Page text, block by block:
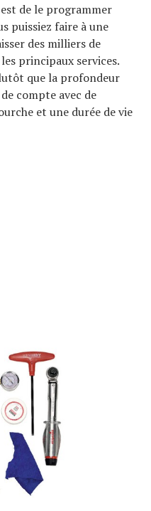
de le programmer
puissiez faire à une
des milliers de
principaux services.
que la profondeur
compte avec de
et une durée de vie